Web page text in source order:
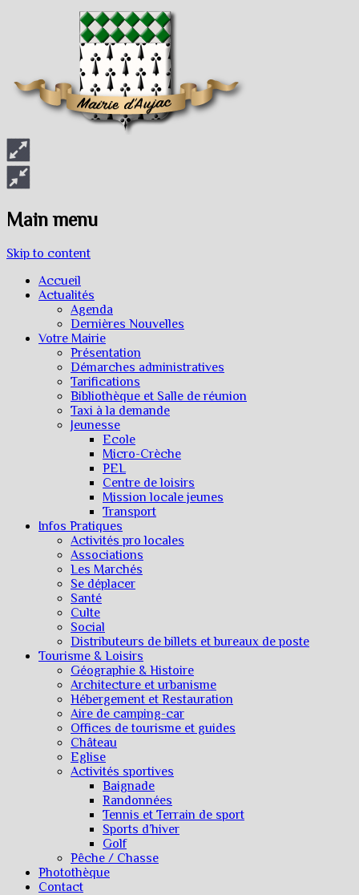
Main menu
Skip to content
Accueil
Actualités
Agenda
Dernières Nouvelles
Votre Mairie
Présentation
Démarches administratives
Tarifications
Bibliothèque et Salle de réunion
Taxi à la demande
Jeunesse
Ecole
Micro-Crèche
PEL
Centre de loisirs
Mission locale jeunes
Transport
Infos Pratiques
Activités pro locales
Associations
Les Marchés
Se déplacer
Santé
Culte
Social
Distributeurs de billets et bureaux de poste
Tourisme & Loisirs
Géographie & Histoire
Architecture et urbanisme
Hébergement et Restauration
Aire de camping-car
Offices de tourisme et guides
Château
Eglise
Activités sportives
Baignade
Randonnées
Tennis et Terrain de sport
Sports d’hiver
Golf
Pêche / Chasse
Photothèque
Contact